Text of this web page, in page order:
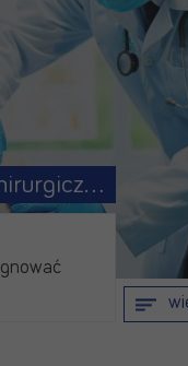
Rany po zabiegach chirurgicznych – jak wspomóc ich gojenie